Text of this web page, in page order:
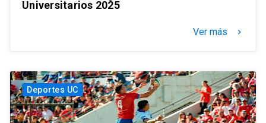
Universitarios 2025
Ver más keyboard_arrow_right
Deportes UC